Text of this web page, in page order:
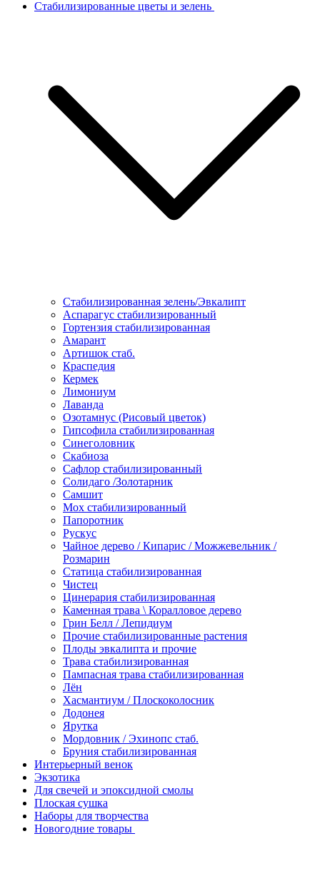
Стабилизированные цветы и зелень
Стабилизированная зелень/Эвкалипт
Аспарагус стабилизированный
Гортензия стабилизированная
Амарант
Артишок стаб.
Краспедия
Кермек
Лимониум
Лаванда
Озотамнус (Рисовый цветок)
Гипсофила стабилизированная
Синеголовник
Скабиоза
Сафлор стабилизированный
Солидаго /Золотарник
Самшит
Мох стабилизированный
Папоротник
Рускус
Чайное дерево / Кипарис / Можжевельник /
Розмарин
Статица стабилизированная
Чистец
Цинерария стабилизированная
Каменная трава \ Коралловое дерево
Грин Белл / Лепидиум
Прочие стабилизированные растения
Плоды эвкалипта и прочие
Трава стабилизированная
Пампасная трава стабилизированная
Лён
Хасмантиум / Плоскоколосник
Додонея
Ярутка
Мордовник / Эхинопс стаб.
Бруния стабилизированная
Интерьерный венок
Экзотика
Для свечей и эпоксидной смолы
Плоская сушка
Наборы для творчества
Новогодние товары